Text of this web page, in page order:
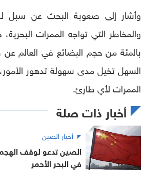
وأشار إلى صعوبة البحث عن سبل
بالمئة من حجم البضائع في العالم
السهل تخيل مدى سهولة تدهور
الممرات لأي طارئ.
أخبار ذات صلة
أخبار الصين
الصين تدعو لوقف
في البحر الأحمر